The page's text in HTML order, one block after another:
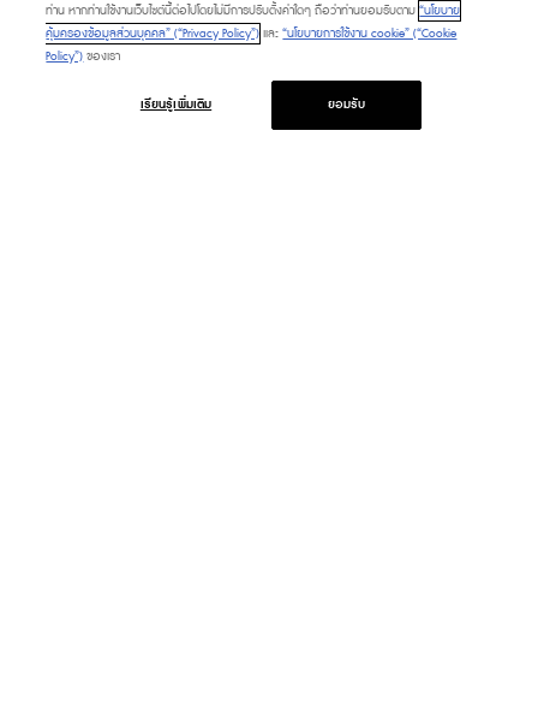
ท่าน หากท่านใช้งานเว็บไซต์นี้ต่อไปโดยไม่มีการปรับตั้งค่าใดๆ ถือว่าท่านยอมรับตาม“นโยบาย
คุ้มครองข้อมูลส่วนบุคคล” (“Privacy Policy”)และ“นโยบายการใช้งาน cookie” (“Cookie
Policy”)ของเรา
เรียนรู้เพิ่มเติม ยอมรับ